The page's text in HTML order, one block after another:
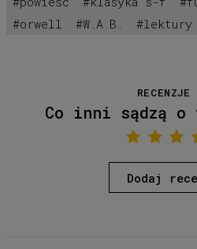
orwell
W.A.B. lektury
RECENZJE
Co inni sądzą
Dodaj